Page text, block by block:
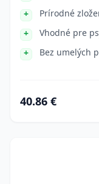
Prírodné
Vhodné pre
Bez umelých
40.86 €